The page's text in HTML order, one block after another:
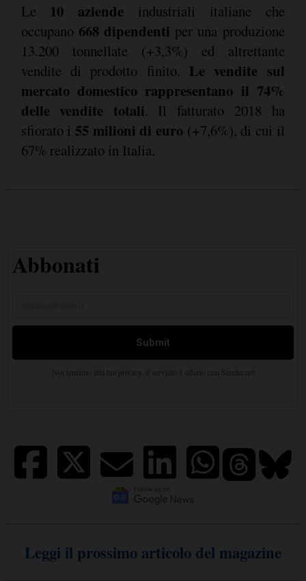
Le 10 aziende industriali italiane che
occupano 668 dipendenti per una produzione
13.200 tonnellate (+3,3%) ed altrettante
vendite di prodotto finito. Le vendite sul
mercato domestico rappresentano il 74%
delle vendite totali. Il fatturato 2018 ha
sfiorato i 55 milioni di euro (+7,6%), di cui il
67% realizzato in Italia.
Leggi il prossimo articolo del magazine